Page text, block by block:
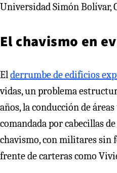
Universidad Simón Bolívar,
El chavismo en
Elderrumbe de edificios
vidas, un problema
años, la conducción de
comandada por cabecillas
chavismo, con militares sin
frente de carteras como